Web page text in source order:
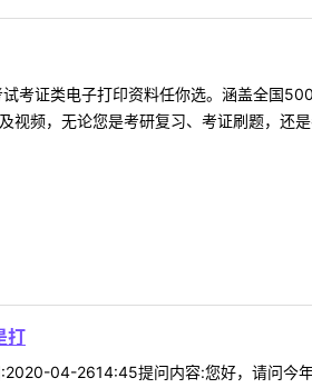
考证类电子打印资料任你选。涵盖全国
视频，无论您是考研复习、考证刷题，还
打
04-2614:45提问内容:您好，请问今